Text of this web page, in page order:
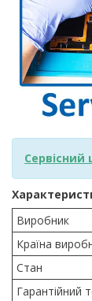
Сервісний
Виробник
Країна
Стан
Гарантійний